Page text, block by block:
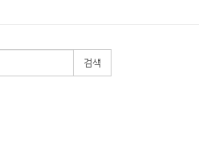
검색